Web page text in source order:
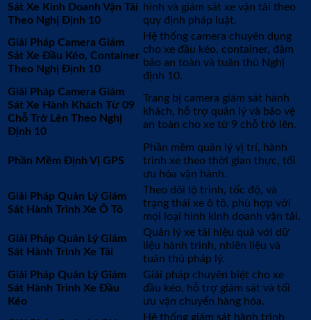
Sát Xe Kinh Doanh Vận Tải
Theo Nghị Định 10
hình và giám sát xe vận tải theo
quy định pháp luật.
Giải Pháp Camera Giám
Sát Xe Đầu Kéo, Container
Theo Nghị Định 10
Hệ thống camera chuyên dụng
cho xe đầu kéo, container, đảm
bảo an toàn và tuân thủ Nghị
định 10.
Giải Pháp Camera Giám
Sát Xe Hành Khách Từ 09
Chỗ Trở Lên Theo Nghị
Định 10
Trang bị camera giám sát hành
khách, hỗ trợ quản lý và bảo vệ
an toàn cho xe từ 9 chỗ trở lên.
Phần Mềm Định Vị GPS
Phần mềm quản lý vị trí, hành
trình xe theo thời gian thực, tối
ưu hóa vận hành.
Giải Pháp Quản Lý Giám
Sát Hành Trình Xe Ô Tô
Theo dõi lộ trình, tốc độ, và
trạng thái xe ô tô, phù hợp với
mọi loại hình kinh doanh vận tải.
Giải Pháp Quản Lý Giám
Sát Hành Trình Xe Tải
Quản lý xe tải hiệu quả với dữ
liệu hành trình, nhiên liệu và
tuân thủ pháp lý.
Giải Pháp Quản Lý Giám
Sát Hành Trình Xe Đầu
Kéo
Giải pháp chuyên biệt cho xe
đầu kéo, hỗ trợ giám sát và tối
ưu vận chuyển hàng hóa.
Hệ thống giám sát hành trình